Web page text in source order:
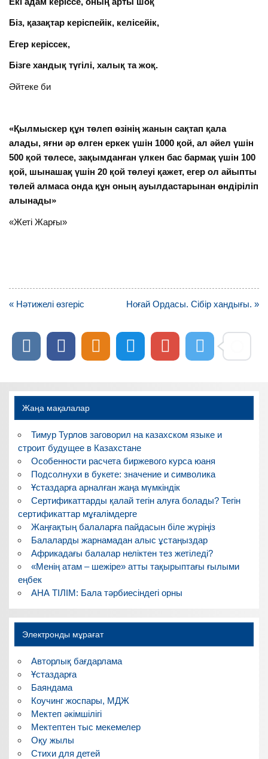
Біз, қазақтар керіспейік, келісейік,
Егер керіссек,
Бізге хандық түгілі, халық та жоқ.
Әйтеке би
«Қылмыскер құн төлеп өзінің жанын сақтап қала
алады, яғни әр өлген еркек үшін 1000 қой, ал әйел үшін
500 қой төлесе, зақымданған үлкен бас бармақ үшін 100
қой, шынашақ үшін 20 қой төлеуі қажет, егер ол айыпты
төлей алмаса онда құн оның ауылдастарынан өндіріліп
алынады»
«Жеті Жарғы»
Навигация
записям
« Нәтижелі өзгеріс Ноғай Ордасы. Сібір хандығы. »
Жаңа мақалалар
Тимур Турлов заговорил на казахском языке и
строит будущее в Казахстане
Особенности расчета биржевого курса юаня
Подсолнухи в букете: значение и символика
Ұстаздарға арналған жаңа мүмкіндік
Сертификаттарды қалай тегін алуға болады? Тегін
сертификаттар мұғалімдерге
Жаңғақтың балаларға пайдасын біле жүріңіз
Балаларды жарнамадан алыс ұстаңыздар
Африкадағы балалар неліктен тез жетіледі?
«Менің атам – шежіре» атты тақырыптағы ғылыми
еңбек
АНА ТІЛІМ: Бала тәрбиесіндегі орны
Электронды мұрағат
Авторлық бағдарлама
Ұстаздарға
Баяндама
Коучинг жоспары, МДЖ
Мектеп әкімшілігі
Мектептен тыс мекемелер
Оқу жылы
Стихи для детей